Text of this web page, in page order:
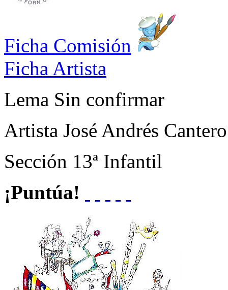
Ficha Comisión
Ficha Artista
Lema Sin confirmar
Artista José Andrés Cantero
Sección 13ª Infantil
¡Puntúa!